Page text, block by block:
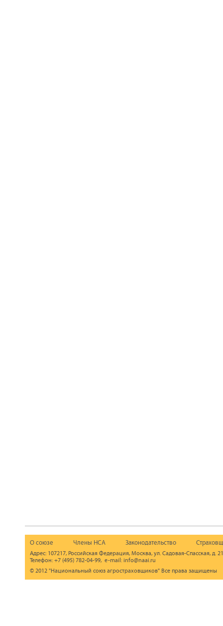
О союзе Члены НСА Законодательство
Адрес: 107217, Российская Федерация, Москва, ул. Садовая-Спасская, д.
Телефон: +7 (495) 782-04-99, e-mail: info@naai.ru
© 2012 "Национальный союз агростраховщиков" Все права защищены